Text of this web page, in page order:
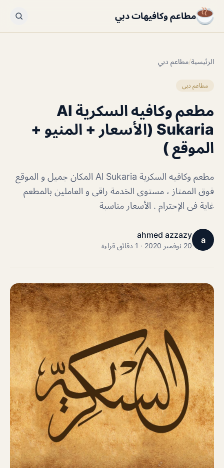
مطاعم وكافيهات دبي
الرئيسية/مطاعم دبي
مطاعم دبي
مطعم وكافيه السكرية Al
Sukaria (الأسعار + المنيو +
الموقع )
مطعم وكافيه السكرية Al Sukaria المكان جميل و الموقع
فوق الممتاز ، مستوى الخدمة راقى و العاملين بالمطعم
غاية فى الإحترام . الأسعار مناسبة
a
ahmed azzazy
20 نوفمبر 2020 · 1 دقائق قراءة